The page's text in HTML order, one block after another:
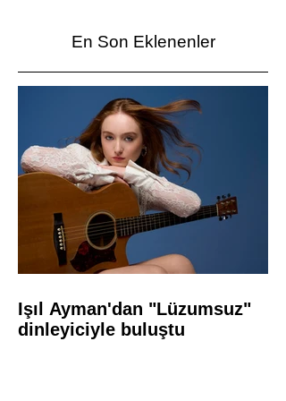
En Son Eklenenler
Işıl Ayman'dan "Lüzumsuz"
dinleyiciyle buluştu